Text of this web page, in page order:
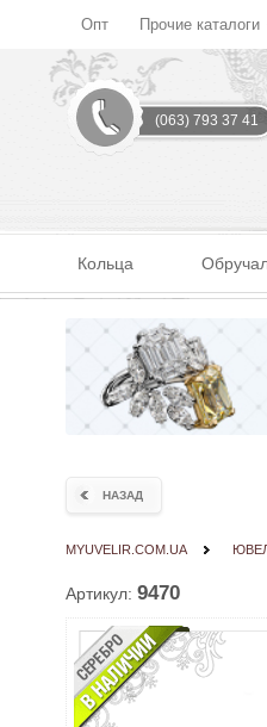
Опт Прочие каталоги
(063) 793 37 41
Кольца
НАЗАД
MYUVELIR.COM.UA
Артикул: 9470